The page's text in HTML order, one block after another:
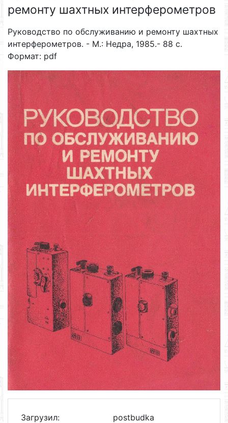
ремонту шахтных интерферометров
Руководство по обслуживанию и ремонту шахтных
интерферометров. - М.: Недра, 1985.- 88 с.
Формат: pdf
Загрузил:
postbudka